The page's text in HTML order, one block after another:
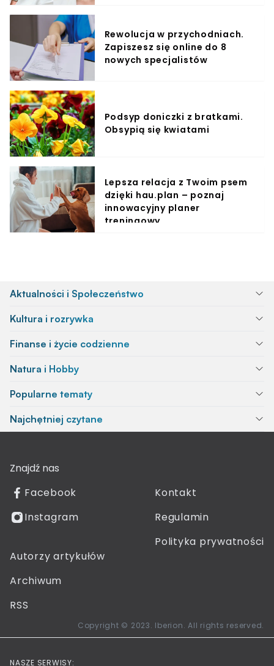
Rewolucja w przychodniach.
Zapiszesz się online do 8
nowych specjalistów
Podsyp doniczki z bratkami.
Obsypią się kwiatami
Lepsza relacja z Twoim psem
dzięki hau.plan – poznaj
innowacyjny planer
treningowy
Aktualności i Społeczeństwo
Kultura i rozrywka
Finanse i życie codzienne
Natura i Hobby
Popularne tematy
Najchętniej czytane
Znajdź nas
Facebook
Instagram
Kontakt
Regulamin
Polityka prywatności
Autorzy artykułów
Archiwum
RSS
Copyright © 2023. Iberion. All rights reserved.
NASZE SERWISY: